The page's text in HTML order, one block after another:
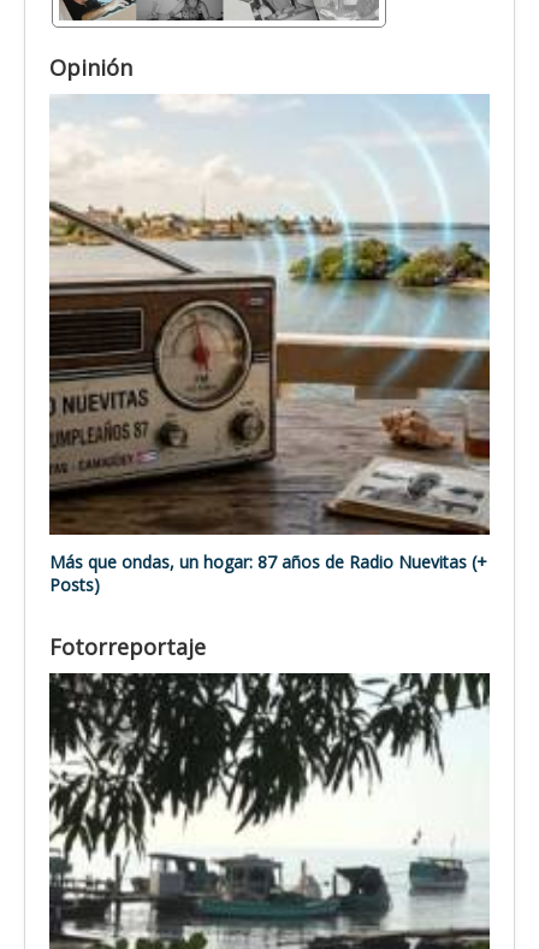
Opinión
Más que ondas, un hogar: 87 años de Radio Nuevitas (+
Posts)
Fotorreportaje